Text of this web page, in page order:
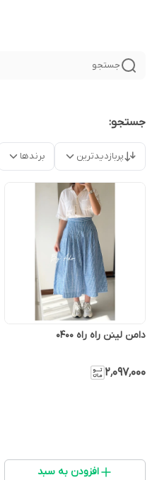
جستجو
جستجو:
پربازدیدترین برندها
دامن لينن راه راه 0400
۲٬۰۹۷٬۰۰۰
افزودن به سبد